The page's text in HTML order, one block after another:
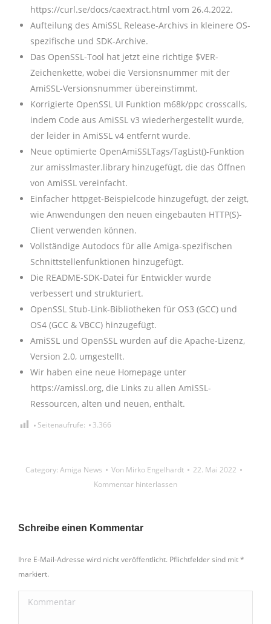
https://curl.se/docs/caextract.html vom 26.4.2022.
Aufteilung des AmiSSL Release-Archivs in kleinere OS-
spezifische und SDK-Archive.
Das OpenSSL-Tool hat jetzt eine richtige $VER-
Zeichenkette, wobei die Versionsnummer mit der
AmiSSL-Versionsnummer übereinstimmt.
Korrigierte OpenSSL UI Funktion m68k/ppc crosscalls,
indem Code aus AmiSSL v3 wiederhergestellt wurde,
der leider in AmiSSL v4 entfernt wurde.
Neue optimierte OpenAmiSSLTags/TagList()-Funktion
zur amisslmaster.library hinzugefügt, die das Öffnen
von AmiSSL vereinfacht.
Einfacher httpget-Beispielcode hinzugefügt, der zeigt,
wie Anwendungen den neuen eingebauten HTTP(S)-
Client verwenden können.
Vollständige Autodocs für alle Amiga-spezifischen
Schnittstellenfunktionen hinzugefügt.
Die README-SDK-Datei für Entwickler wurde
verbessert und strukturiert.
OpenSSL Stub-Link-Bibliotheken für OS3 (GCC) und
OS4 (GCC & VBCC) hinzugefügt.
AmiSSL und OpenSSL wurden auf die Apache-Lizenz,
Version 2.0, umgestellt.
Wir haben eine neue Homepage unter
https://amissl.org, die Links zu allen AmiSSL-
Ressourcen, alten und neuen, enthält.
Seitenaufrufe: 3.366
Category: Amiga News Von Mirko Engelhardt
22. Mai 2022
Kommentar hinterlassen
Schreibe einen Kommentar
Ihre E-Mail-Adresse wird nicht veröffentlicht. Pflichtfelder sind mit*
markiert.
Kommentar